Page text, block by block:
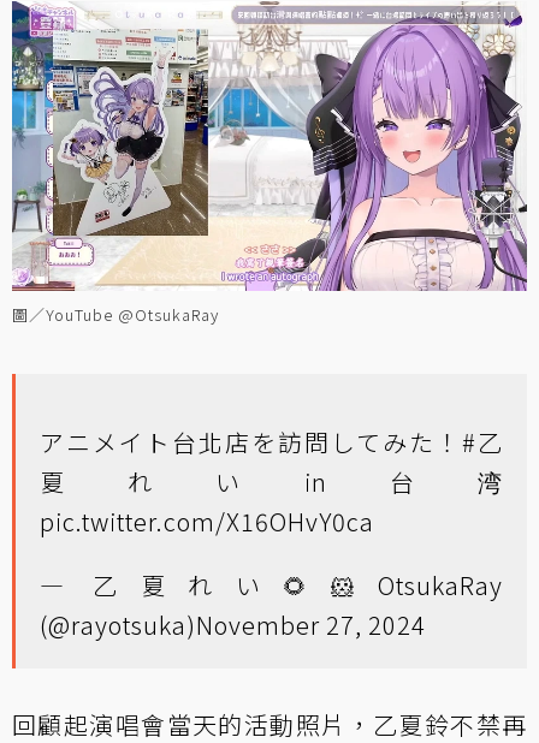
圖／YouTube @OtsukaRay
アニメイト台北店を訪問してみた！ #乙
夏れいin台湾
pic.twitter.com/X16OHvY0ca
— 乙夏れい🌻🐹OtsukaRay
(@rayotsuka)November 27, 2024
回顧起演唱會當天的活動照片，乙夏鈴不禁再